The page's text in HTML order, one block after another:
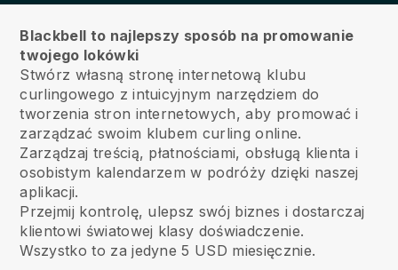
Blackbell to najlepszy sposób na promowanie
twojego lokówki
Stwórz własną stronę internetową klubu
curlingowego z intuicyjnym narzędziem do
tworzenia stron internetowych, aby promować i
zarządzać swoim klubem curling online.
Zarządzaj treścią, płatnościami, obsługą klienta i
osobistym kalendarzem w podróży dzięki naszej
aplikacji.
Przejmij kontrolę, ulepsz swój biznes i dostarczaj
klientowi światowej klasy doświadczenie.
Wszystko to za jedyne 5 USD miesięcznie.